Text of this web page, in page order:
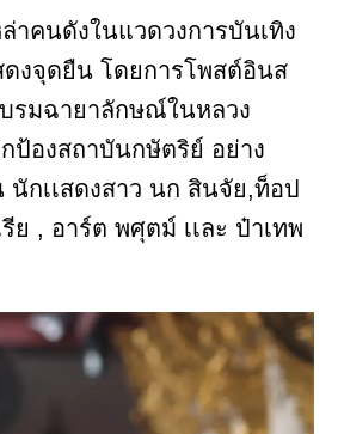
าคนดังในแวดวงการบันเทิง
ดงจุดยืน โดยการโพสต์อินส
บรมฉายาลักษณ์ในหลวง
ป้องสถาบันกษัตริย์ อย่าง
นักเเสดงสาว นก สินจัย,ท็อป
, อาร์ต พศุตม์ เเละ ป๋าเทพ